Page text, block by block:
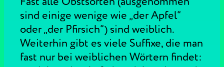
sind einige wenige wie „der Apfel“
oder „der Pfirsich“) sind weiblich.
Weiterhin gibt es viele Suffixe, die man
fast nur bei weiblichen Wörtern findet: